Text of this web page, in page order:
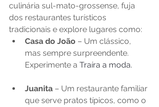
culinária sul-mato-grossense, fuja
dos restaurantes turísticos
tradicionais e explore lugares como:
Casa do João – Um clássico,
mas sempre surpreendente.
Experimente a Traíra a moda.
Juanita – Um restaurante familiar
que serve pratos típicos, como o